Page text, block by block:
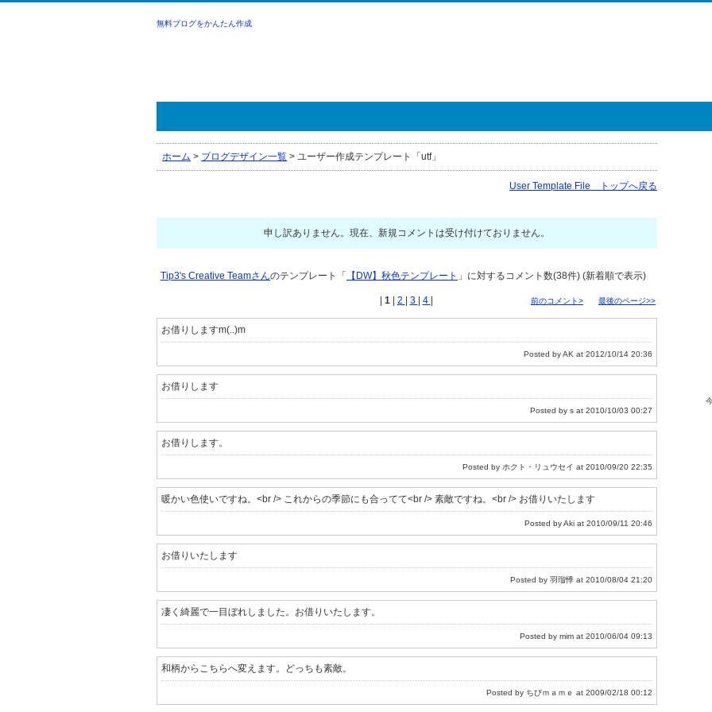
無料ブログをかんたん作成
ホーム > ブログデザイン一覧 > ユーザー作成テンプレート「utf」
User Template File トップへ戻る
申し訳ありません。現在、新規コメントは受け付けておりません。
Tip3's Creative Teamさんのテンプレート「【DW】秋色テンプレート」に対するコメント数(38件) (新着順で表示)
|1|2|3|4| 前のコメント> 最後のページ>>
お借りしますm(..)m
お借りします
お借りします。
Posted by ホクト・リュウセイ at 2010/09/20 22:35
暖かい色使いですね。<br /> これからの季節にも合ってて<br /> 素敵ですね。<br /> お借りいたします
お借りいたします
凄く綺麗で一目ぼれしました。お借りいたします。
和柄からこちらへ変えます。どっちも素敵。